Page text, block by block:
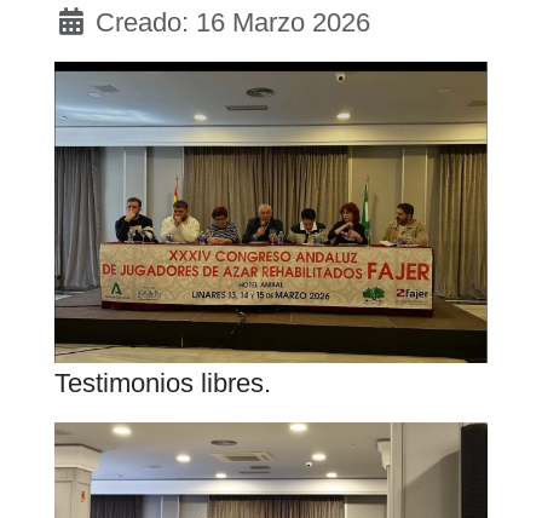
Creado: 16 Marzo 2026
Testimonios libres.